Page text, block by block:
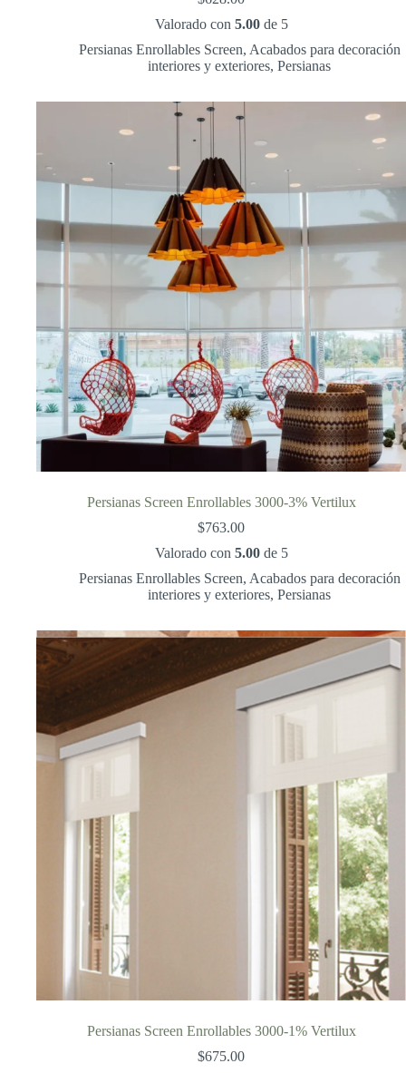
Valorado con 5.00de 5
Persianas Enrollables Screen, Acabados para decoración
interiores y exteriores, Persianas
Persianas Screen Enrollables 3000-3% Vertilux
$763.00
Valorado con 5.00de 5
Persianas Enrollables Screen, Acabados para decoración
interiores y exteriores, Persianas
Persianas Screen Enrollables 3000-1% Vertilux
$675.00